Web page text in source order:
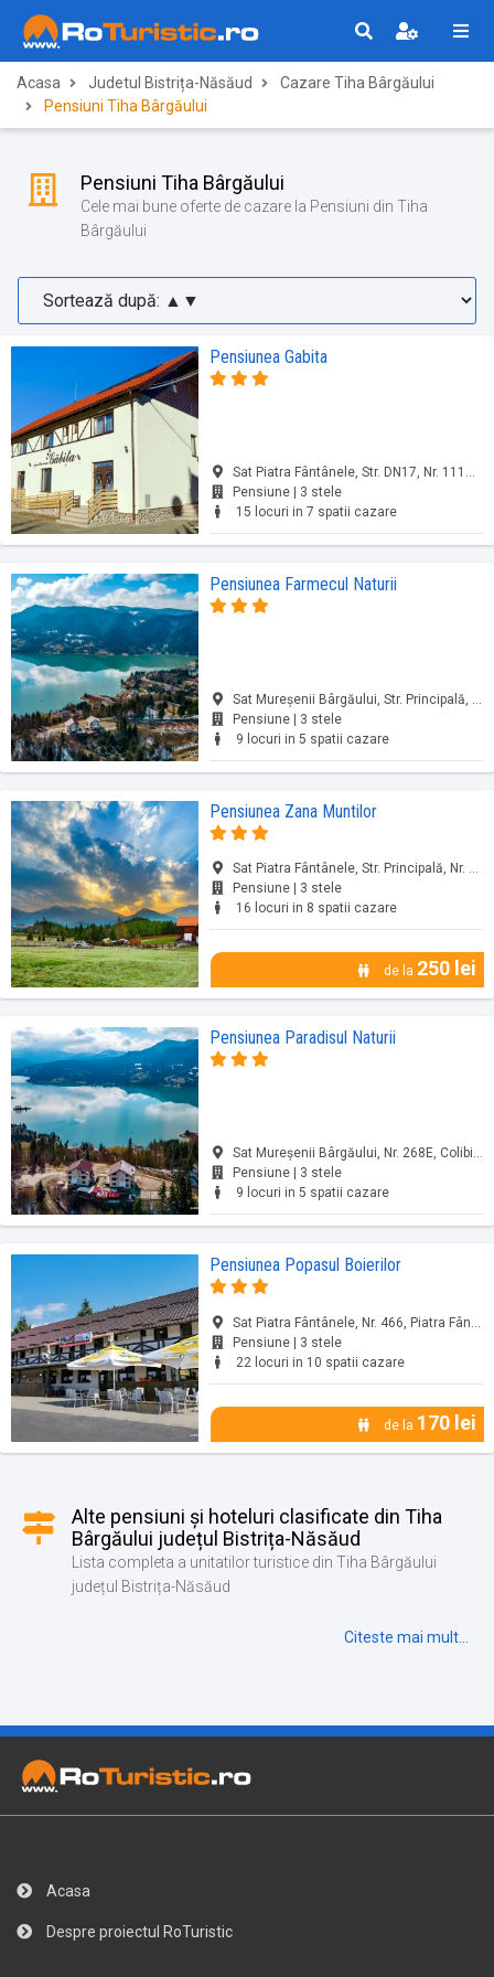
Acasa Judetul Bistrița-Năsăud
Cazare Tiha Bârgăului
Pensiuni Tiha Bârgăului
Pensiuni Tiha Bârgăului
Cele mai bune oferte de cazare la Pensiuni din Tiha
Bârgăului
Pensiunea Gabita
Sat Piatra Fântânele, Str. DN17, Nr. 111B, Tiha Bârgăului, jud. Bistrița-Năsăud
Pensiune | 3 stele
15 locuri in 7 spatii cazare
Pensiunea Farmecul Naturii
Sat Mureşenii Bârgăului, Str. Principală, Nr. 242A, Colibița, jud. Bistrița-Năsăud
Pensiune | 3 stele
9 locuri in 5 spatii cazare
Pensiunea Zana Muntilor
Sat Piatra Fântânele, Str. Principală, Nr. 75E, Piatra Fântânele, jud. Bistrița-Năsăud
Pensiune | 3 stele
16 locuri in 8 spatii cazare
de la 250 lei
Pensiunea Paradisul Naturii
Sat Mureşenii Bârgăului, Nr. 268E, Colibița, jud. Bistrița-Năsăud
Pensiune | 3 stele
9 locuri in 5 spatii cazare
Pensiunea Popasul Boierilor
Sat Piatra Fântânele, Nr. 466, Piatra Fântânele, jud. Bistrița-Năsăud
Pensiune | 3 stele
22 locuri in 10 spatii cazare
de la 170 lei
Alte pensiuni și hoteluri clasificate din Tiha
Bârgăului județul Bistrița-Năsăud
Lista completa a unitatilor turistice din Tiha Bârgăului
județul Bistrița-Năsăud
Citeste mai mult...
Acasa
Despre proiectul RoTuristic